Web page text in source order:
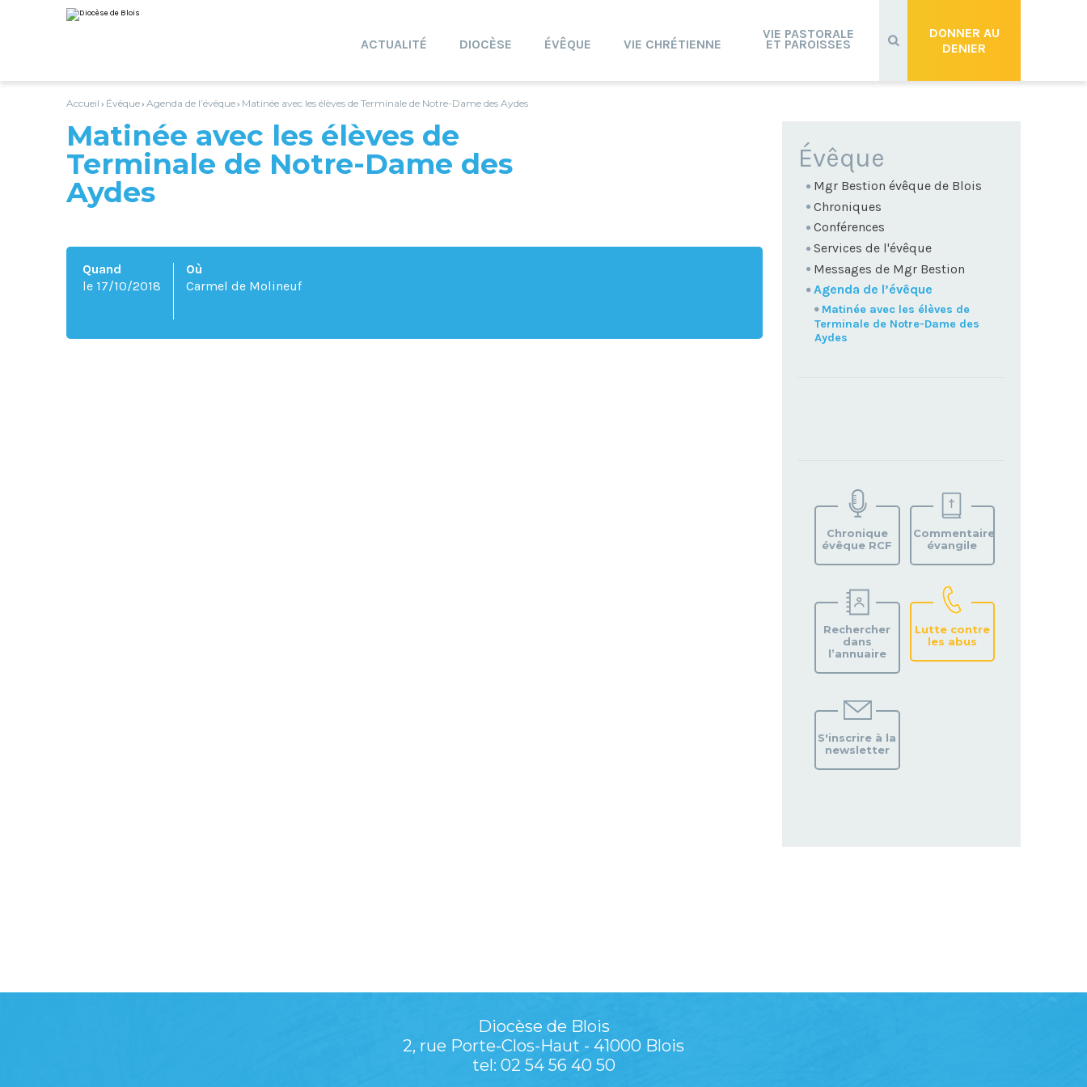
au
contenu.
personnels
DONNER AU
DENIER
ACTUALITÉ DIOCÈSE ÉVÊQUE VIE CHRÉTIENNE
VIE PASTORALE
ET PAROISSES
Accueil › Évêque› Agenda de l’évêque› Matinée avec les élèves de Terminale de Notre-Dame des Aydes
Matinée avec les élèves de
Terminale de Notre-Dame des
Aydes
Quand
le 17/10/2018
Où
Carmel de Molineuf
NAVIGATION
Évêque
Mgr Bestion évêque de Blois
Chroniques
Conférences
Services de l'évêque
Messages de Mgr Bestion
Agenda de l’évêque
Matinée avec les élèves de
Terminale de Notre-Dame des
Aydes
VOTRE
PAROISSE
Chronique
évêque RCF
Commentaire
évangile
Rechercher
dans
l’annuaire
Lutte contre
les abus
S'inscrire à la
newsletter
Diocèse de Blois
2, rue Porte-Clos-Haut - 41000 Blois
tel: 02 54 56 40 50